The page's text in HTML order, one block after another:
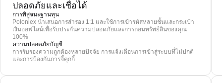
ปลอดภัยและเชื่อได้
การพิสูจนะฐานทุน
Poloniex นำเสนอการสำรอง 1:1 และใช้การเข้ารหัสหลายชั้นและกระเป๋า
เงินออฟไลน์เพื่อรับประกันความปลอดภัยและการถอนทรัพย์สินของคุณ
100%
ความปลอดภัยบัญชี
การรับรองความถูกต้องหลายปัจจัย การแจ้งเตือนการเข้าสู่ระบบที่ไม่ปกติ
และการป้องกันการจี้คุกกี้